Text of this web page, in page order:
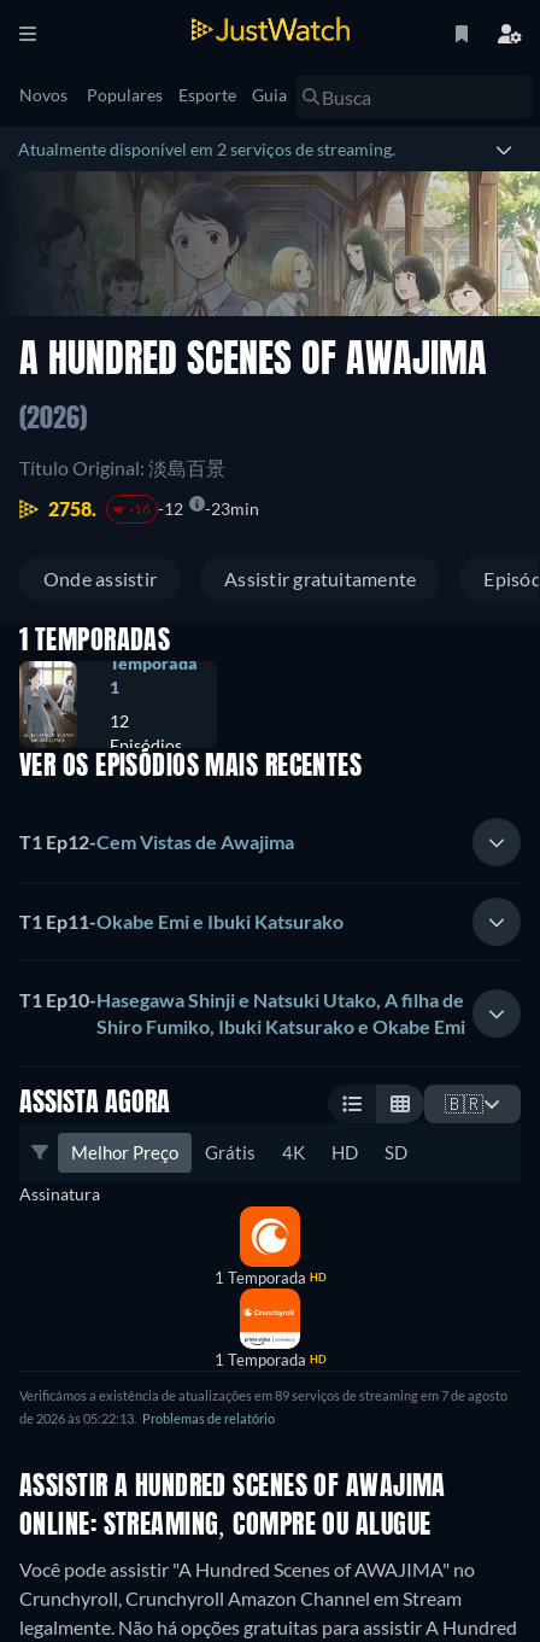
Novos Populares Esporte Guia
Atualmente disponível em 2 serviços de streaming.
A HUNDRED SCENES OF AWAJIMA
(2026)
Título Original: 淡島百景
2758.
-16 12 23min
Onde assistir Assistir gratuitamente
1 TEMPORADAS
Temporada
1
12
Episódios
VER OS EPISÓDIOS MAIS RECENTES
T1 Ep12-Cem Vistas de Awajima
T1 Ep11-Okabe Emi e Ibuki Katsurako
T1 Ep10-Hasegawa Shinji e Natsuki Utako, A filha de
Shiro Fumiko, Ibuki Katsurako e Okabe Emi
ASSISTA AGORA 🇧🇷
Melhor Preço Grátis 4K HD SD
Assinatura
1 Temporada HD
1 Temporada HD
Verificámos a existência de atualizações em 89 serviços de streaming em 7 de agosto
de 2026 às 05:22:13.
Problemas de relatório
ASSISTIR A HUNDRED SCENES OF AWAJIMA
ONLINE: STREAMING, COMPRE OU ALUGUE
Você pode assistir "A Hundred Scenes of AWAJIMA" no
Crunchyroll, Crunchyroll Amazon Channel em Stream
legalmente. Não há opções gratuitas para assistir A Hundred